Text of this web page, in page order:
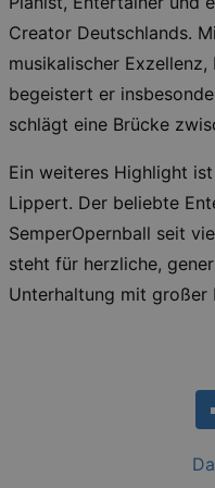
Creator Deutschlands.
musikalischer
begeistert er
schlägt eine Brücke
Ein weiteres Highlight
Lippert. Der beliebte
SemperOpernball seit
steht für herzliche,
Unterhaltung mit großer
XSRF-TOKEN